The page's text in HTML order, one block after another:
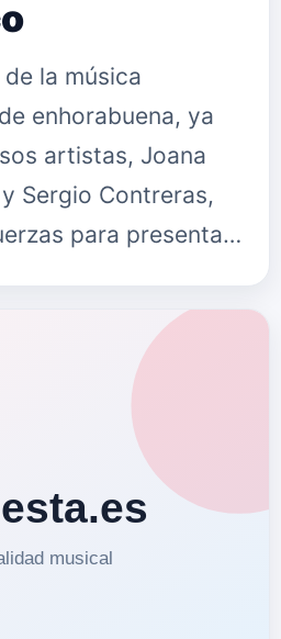
la música
enhorabuena, ya
artistas, Joana
Sergio Contreras,
para presentar
única ha…